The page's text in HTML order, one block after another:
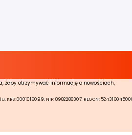
żeby otrzymywać informację o nowościach,
0001016099, NIP: 8982288307, REGON: